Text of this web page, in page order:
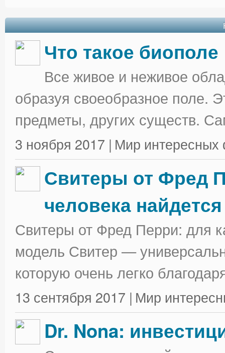
Что такое биополе
Все живое и неживое
образуя своеобразное поле.
предметы, других существ.
3 ноября 2017 | Мир интересных
Свитеры от Фред
человека
Свитеры от Фред Перри: для
модель Свитер —
которую очень легко
13 сентября 2017 | Мир
Dr. Nona: